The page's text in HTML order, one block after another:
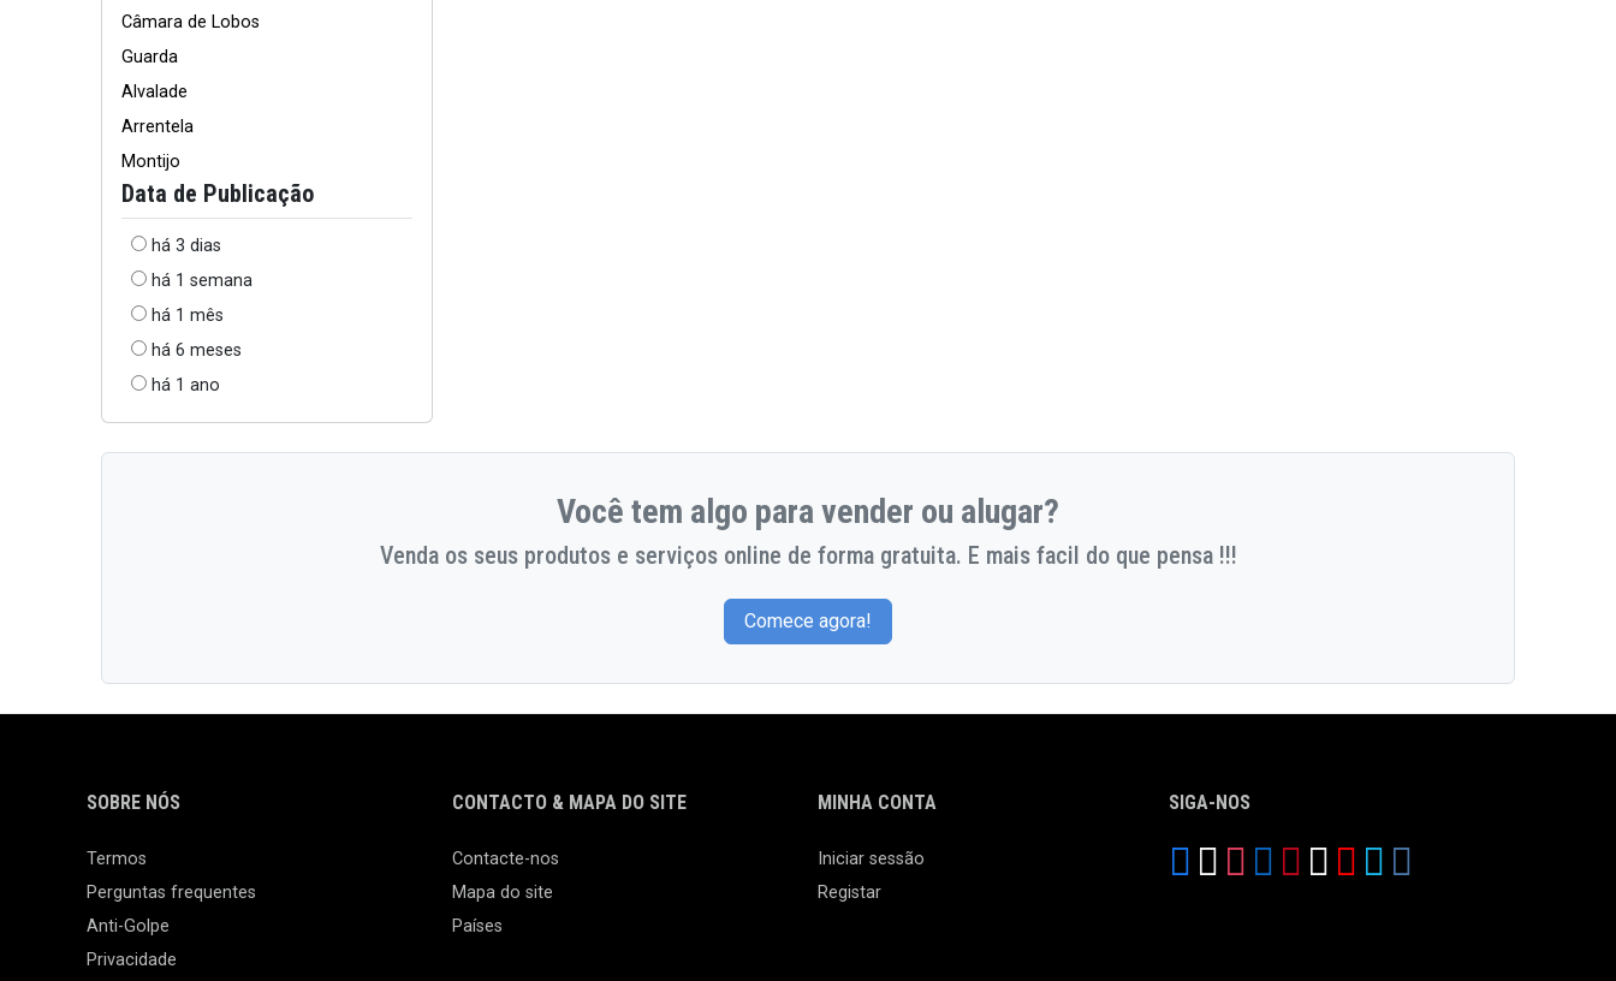
Câmara de Lobos
Guarda
Alvalade
Arrentela
Montijo
Data de Publicação
há 3 dias
há 1 semana
há 1 mês
há 6 meses
há 1 ano
Você tem algo para vender ou alugar?
Venda os seus produtos e serviços online de forma gratuita. E mais facil do que pensa !!!
Comece agora!
SOBRE NÓS
Termos
Perguntas frequentes
Anti-Golpe
Privacidade
CONTACTO & MAPA DO SITE
Contacte-nos
Mapa do site
Países
MINHA CONTA
Iniciar sessão
Registar
SIGA-NOS